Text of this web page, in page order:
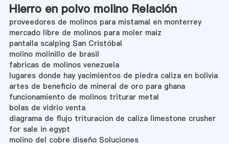
Hierro en polvo molino Relación
proveedores de molinos para mistamal en monterrey
mercado libre de molinos para moler maiz
pantalla scalping San Cristóbal
molino molinillo de brasil
fabricas de molinos venezuela
lugares donde hay yacimientos de piedra caliza en bolivia
artes de beneficio de mineral de oro para ghana
funcionamiento de molinos triturar metal
bolas de vidrio venta
diagrama de flujo trituracion de caliza limestone crusher
for sale in egypt
molino del cobre diseño Soluciones